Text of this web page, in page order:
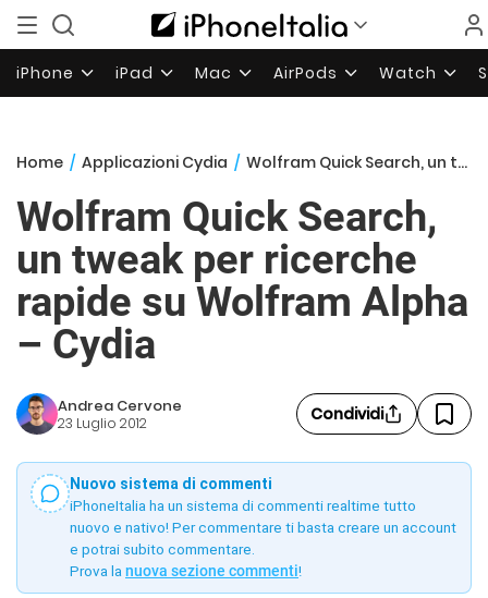
iPhone iPad Mac AirPods Watch
Home / Applicazioni Cydia / Wolfram Quick Search, un tweak per ricerche rapide su Wolfram Alpha – Cydia
Wolfram Quick Search,
un tweak per ricerche
rapide su Wolfram Alpha
– Cydia
Andrea Cervone
23 Luglio 2012 Condividi
Nuovo sistema di commenti
iPhoneItalia ha un sistema di commenti realtime tutto
nuovo e nativo! Per commentare ti basta creare un account
e potrai subito commentare.
Prova la nuova sezione commenti!